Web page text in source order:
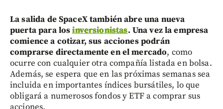
La salida de SpaceX también abre una nueva
puerta para losinversionistas. Una vez la empresa
comience a cotizar, sus acciones podrán
comprarse directamente en el mercado, como
ocurre con cualquier otra compañía listada en bolsa.
Además, se espera que en las próximas semanas sea
incluida en importantes índices bursátiles, lo que
obligará a numerosos fondos y ETF a comprar sus